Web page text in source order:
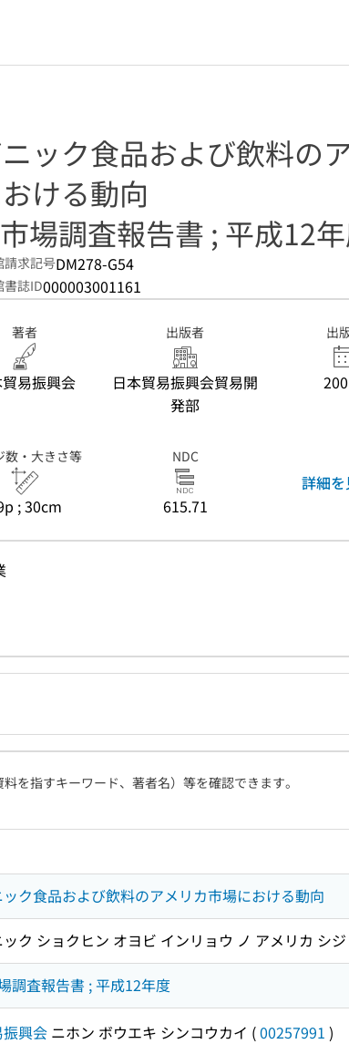
ック食品および飲料の
ける動向
場調査報告書 ; 平成12
請求記号DM278-G54
書誌ID000003001161
著者
易振興会
出版者
日本貿易振興会貿易開
発部
出
数・大きさ等
; 30cm
NDC
615.71
詳細を
を指すキーワード、著者名）等を確認できます。
ク食品および飲料のアメリカ市場における動向
ク ショクヒン オヨビ インリョウ ノ アメリカ シ
調査報告書 ; 平成12年度
興会 ニホン ボウエキ シンコウカイ (00257991 )